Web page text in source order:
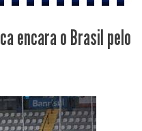
encara o Brasil pelo